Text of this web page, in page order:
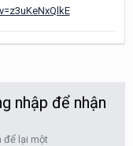
nhập để nhận
để lại một